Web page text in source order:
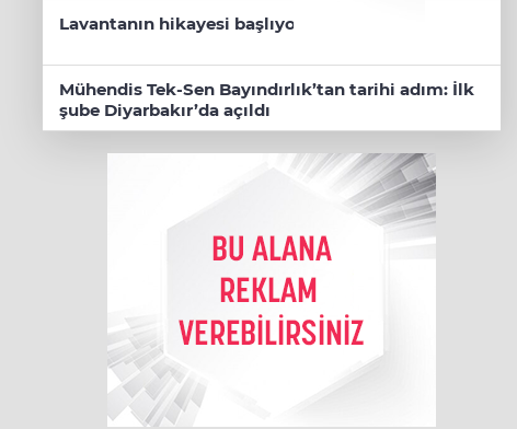
Lavantanın hikayesi başlıyor
Mühendis Tek-Sen Bayındırlık’tan tarihi adım: İlk
şube Diyarbakır’da açıldı